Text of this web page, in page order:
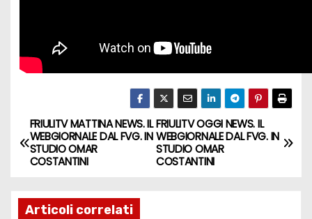
FRIULITV OGGI NEWS. IL
WEBGIORNALE DAL FVG. IN
STUDIO OMAR
COSTANTINI
FRIULITV MATTINA NEWS. IL
WEBGIORNALE DAL FVG. IN
STUDIO OMAR
COSTANTINI
Articoli correlati